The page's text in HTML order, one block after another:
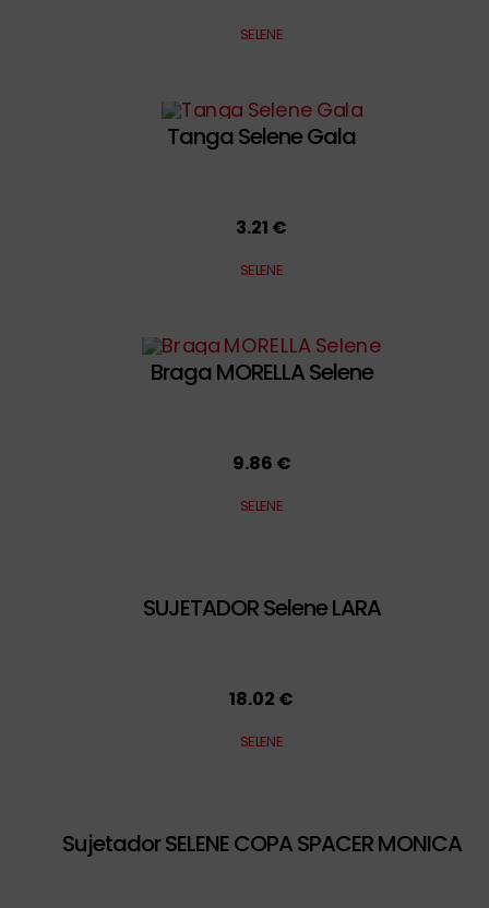
SELENE
Tanga Selene Gala
3.21 €
SELENE
Braga MORELLA Selene
9.86 €
SELENE
SUJETADOR Selene LARA
18.02 €
SELENE
Sujetador SELENE COPA SPACER MONICA